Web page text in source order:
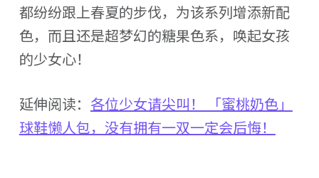
都纷纷跟上春夏的步伐，为该系列增添新配
色，而且还是超梦幻的糖果色系，唤起女孩
的少女心！
延伸阅读： 各位少女请尖叫！ 「蜜桃奶色」
球鞋懒人包，没有拥有一双一定会后悔！